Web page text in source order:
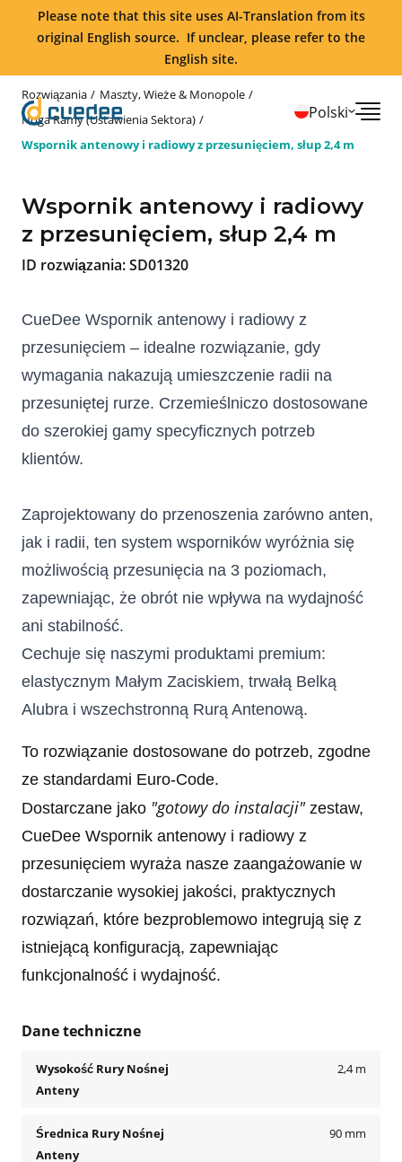
Please note that this site uses AI-Translation from its
original English source. If unclear, please refer to the
English site.
Polski
Rozwiązania
Maszty, Wieże & Monopole
Noga Ramy (Ustawienia Sektora)
Wspornik antenowy i radiowy z przesunięciem, słup 2,4 m
Wspornik antenowy i radiowy
z przesunięciem, słup 2,4 m
ID rozwiązania:SD01320
CueDee Wspornik antenowy i radiowy z
przesunięciem – idealne rozwiązanie, gdy
wymagania nakazują umieszczenie radii na
przesuniętej rurze. Crzemieślniczo dostosowane
do szerokiej gamy specyficznych potrzeb
klientów.
Zaprojektowany do przenoszenia zarówno anten,
jak i radii, ten system wsporników wyróżnia się
możliwością przesunięcia na 3 poziomach,
zapewniając, że obrót nie wpływa na wydajność
ani stabilność.
Cechuje się naszymi produktami premium:
elastycznym Małym Zaciskiem, trwałą Belką
Alubra i wszechstronną Rurą Antenową.
To rozwiązanie dostosowane do potrzeb, zgodne
ze standardami Euro-Code.
Dostarczane jako "gotowy do instalacji" zestaw,
CueDee Wspornik antenowy i radiowy z
przesunięciem wyraża nasze zaangażowanie w
dostarczanie wysokiej jakości, praktycznych
rozwiązań, które bezproblemowo integrują się z
istniejącą konfiguracją, zapewniając
funkcjonalność i wydajność.
Dane techniczne
Wysokość Rury Nośnej
Anteny
2,4 m
Średnica Rury Nośnej
Anteny
90 mm